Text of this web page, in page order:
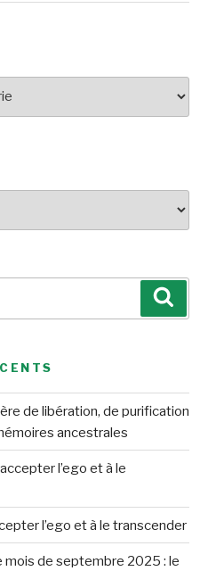
de libération, de purification
ancestrales
l’ego et à le
l’ego et à le transcender
mois de septembre 2025 : le